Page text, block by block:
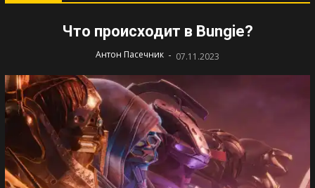
Что происходит в Bungie?
Антон Пасечник - 07.11.2023